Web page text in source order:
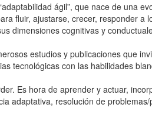
ágil”, que nace de una
fluir, ajustarse, crecer, responder
dimensiones cognitivas y
estudios y publicaciones que
tecnológicas con las habilidades
Es hora de aprender y actuar,
adaptativa, resolución de